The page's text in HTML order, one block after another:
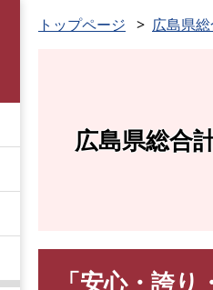
トップページ 広島県
広島県総合
「安心・誇